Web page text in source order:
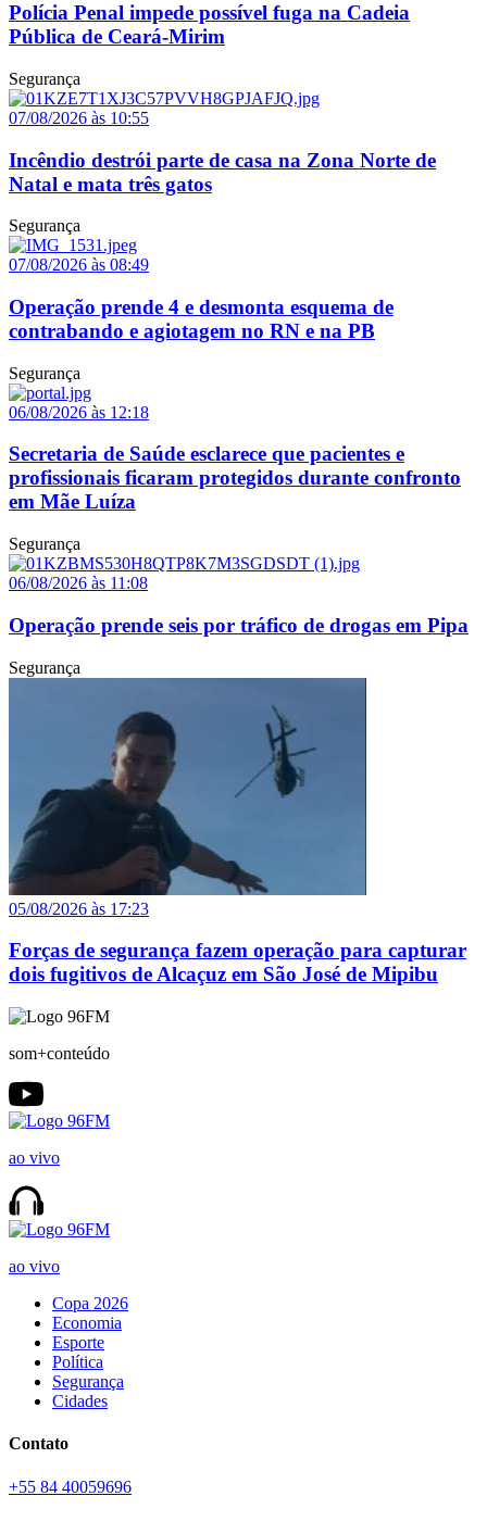
Polícia Penal impede possível fuga na Cadeia
Pública de Ceará-Mirim
Segurança
07/08/2026 às 10:55
Incêndio destrói parte de casa na Zona Norte de
Natal e mata três gatos
Segurança
07/08/2026 às 08:49
Operação prende 4 e desmonta esquema de
contrabando e agiotagem no RN e na PB
Segurança
06/08/2026 às 12:18
Secretaria de Saúde esclarece que pacientes e
profissionais ficaram protegidos durante confronto
em Mãe Luíza
Segurança
06/08/2026 às 11:08
Operação prende seis por tráfico de drogas em Pipa
Segurança
05/08/2026 às 17:23
Forças de segurança fazem operação para capturar
dois fugitivos de Alcaçuz em São José de Mipibu
som+conteúdo
ao vivo
ao vivo
Copa 2026
Economia
Esporte
Política
Segurança
Cidades
Contato
+55 84 40059696